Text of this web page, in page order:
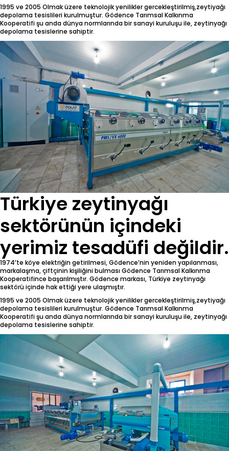
1995 ve 2005 Olmak üzere teknolojik yenilikler gercekleştirilmiş,zeytiyağı
depolama tesislileri kurulmuştur. Gödence Tarımsal Kalkınma
Kooperatifi şu anda dünya normlarında bir sanayi kuruluşu ile, zeytinyağı
depolama tesislerine sahiptir.
Türkiye zeytinyağı
sektörünün içindeki
yerimiz tesadüfi değildir.
1974’te köye elektriğin getirilmesi, Gödence’nin yeniden yapılanması,
markalaşma, çiftçinin kişiliğini bulması Gödence Tarımsal Kalkınma
Kooperatifince başarılmıştır. Gödence markası, Türkiye zeytinyağı
sektörü içinde hak ettiği yere ulaşmıştır.
1995 ve 2005 Olmak üzere teknolojik yenilikler gercekleştirilmiş,zeytiyağı
depolama tesislileri kurulmuştur. Gödence Tarımsal Kalkınma
Kooperatifi şu anda dünya normlarında bir sanayi kuruluşu ile, zeytinyağı
depolama tesislerine sahiptir.